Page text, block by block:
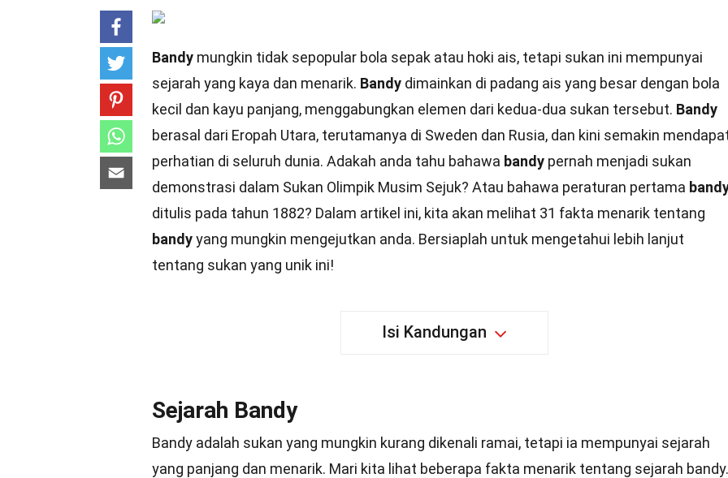
Bandy mungkin tidak sepopular bola sepak atau hoki ais, tetapi sukan ini mempunyai
sejarah yang kaya dan menarik. Bandy dimainkan di padang ais yang besar dengan bola
kecil dan kayu panjang, menggabungkan elemen dari kedua-dua sukan tersebut. Bandy
berasal dari Eropah Utara, terutamanya di Sweden dan Rusia, dan kini semakin
perhatian di seluruh dunia. Adakah anda tahu bahawa bandy pernah menjadi sukan
demonstrasi dalam Sukan Olimpik Musim Sejuk? Atau bahawa peraturan pertama
ditulis pada tahun 1882? Dalam artikel ini, kita akan melihat 31 fakta menarik tentang
bandyyang mungkin mengejutkan anda. Bersiaplah untuk mengetahui lebih lanjut
tentang sukan yang unik ini!
Isi Kandungan
Sejarah Bandy
Bandy adalah sukan yang mungkin kurang dikenali ramai, tetapi ia mempunyai sejarah
yang panjang dan menarik. Mari kita lihat beberapa fakta menarik tentang sejarah bandy.